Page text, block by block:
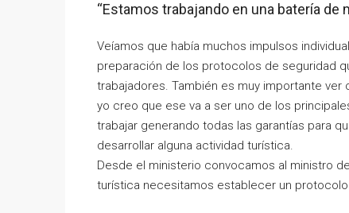
“Estamos trabajando en una batería de
Veíamos que había muchos impulsos
preparación de los protocolos de seguridad
trabajadores. También es muy importante
yo creo que ese va a ser uno de los
trabajar generando todas las garantías para
desarrollar alguna actividad turística.
Desde el ministerio convocamos al ministro
turística necesitamos establecer un